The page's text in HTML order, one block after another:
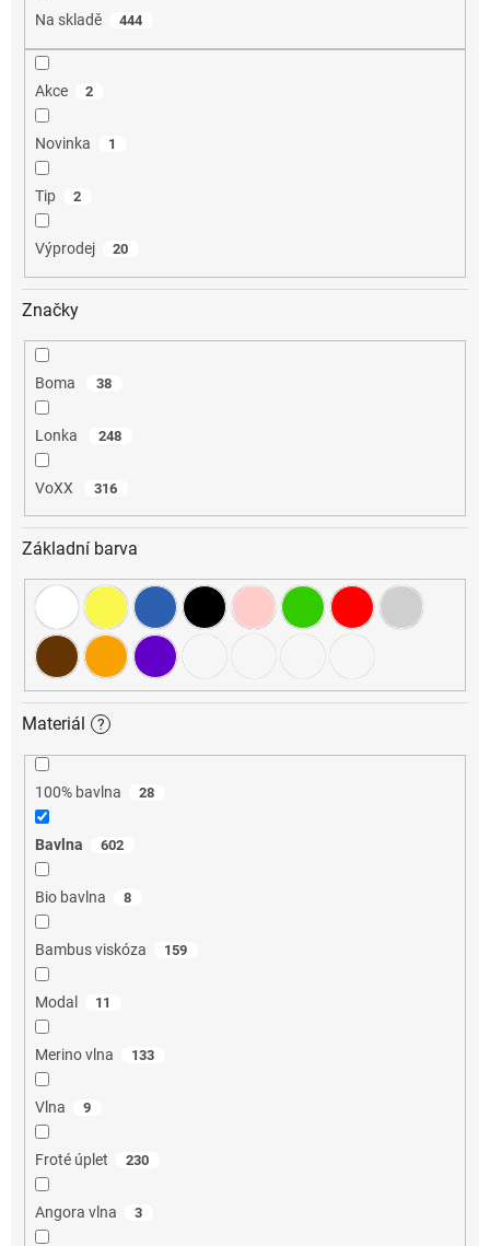
Na skladě 444
Akce 2
Novinka 1
Tip 2
Výprodej 20
Značky
Boma 38
Lonka 248
VoXX 316
Základní barva
Materiál ?
100% bavlna 28
Bavlna 602
Bio bavlna 8
Bambus viskóza 159
Modal 11
Merino vlna 133
Vlna 9
Froté úplet 230
Angora vlna 3